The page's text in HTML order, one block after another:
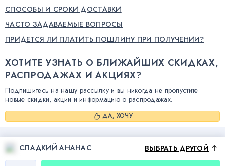
СПОСОБЫ И СРОКИ ДОСТАВКИ
ЧАСТО ЗАДАВАЕМЫЕ ВОПРОСЫ
ПРИДЕТСЯ ЛИ ПЛАТИТЬ ПОШЛИНУ ПРИ ПОЛУЧЕНИИ?
ХОТИТЕ УЗНАТЬ О БЛИЖАЙШИХ СКИДКАХ,
РАСПРОДАЖАХ И АКЦИЯХ?
Подпишитесь на нашу рассылку и вы никогда не пропустите
новые скидки, акции и информацию о распродажах.
ДА, ХОЧУ
СЛАДКИЙ АНАНАС ВЫБРАТЬ ДРУГОЙ